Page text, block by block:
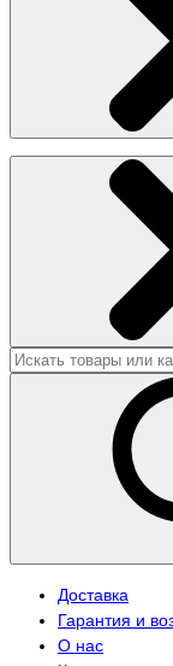
Доставка
Гарантия и
О нас